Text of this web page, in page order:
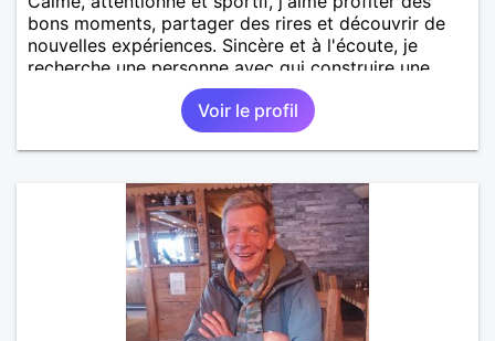
bons moments, partager des rires et découvrir de
nouvelles expériences. Sincère et à l'écoute, je
recherche une personne avec qui construire une
belle complicité et une relation authentique.
Voir le profil